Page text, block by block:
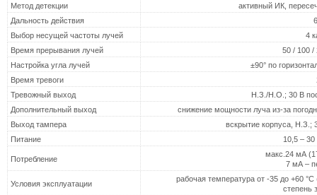
Метод детекции
активный ИК,
Дальность действия
Выбор несущей частоты лучей
4
Время прерывания лучей
50 / 100 /
Настройка угла лучей
±90° по
Время тревоги
Тревожный выход
Н.З./Н.О.; 30 В
Дополнительный выход
снижение мощности луча из-за
Выход тампера
вскрытие корпуса, Н.З.;
Питание
10,5 – 30
Потребление
макс.24 мА
7 мА –
Условия эксплуатации
рабочая температура от -35 до +60
степень